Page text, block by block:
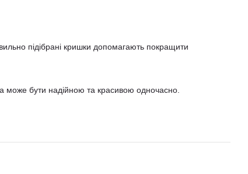
підібрані кришки допомагають покращити
бути надійною та красивою одночасно.